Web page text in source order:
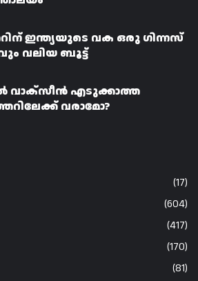
ഇന്ത്യയുടെ വക ഒരു ഗിന്നസ്
വലിയ ബൂട്ട്
വാക്സീൻ എടുക്കാത്ത
വരാമോ?
(17)
(604)
(417)
(170)
(81)